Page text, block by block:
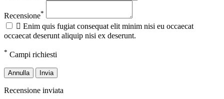
Recensione*
 Enim quis fugiat consequat elit minim nisi eu occaecat
occaecat deserunt aliquip nisi ex deserunt.
* Campi richiesti
Annulla Invia
Recensione inviata